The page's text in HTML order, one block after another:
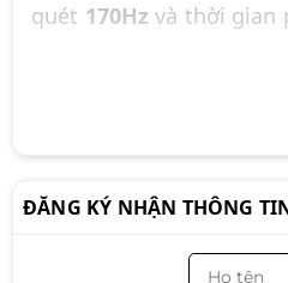
quét 170Hz và thời gian
Hiển thị chất lượng
ĐĂNG KÝ NHẬN THÔNG